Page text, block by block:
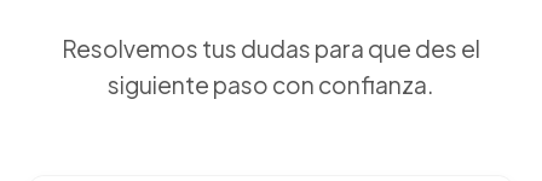
Resolvemos tus dudas para que des el
siguiente paso con confianza.